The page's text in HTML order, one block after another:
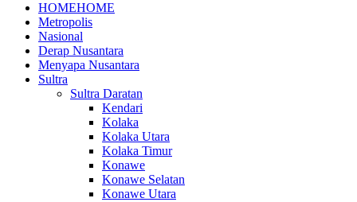
HOMEHOME
Metropolis
Nasional
Derap Nusantara
Menyapa Nusantara
Sultra
Sultra Daratan
Kendari
Kolaka
Kolaka Utara
Kolaka Timur
Konawe
Konawe Selatan
Konawe Utara